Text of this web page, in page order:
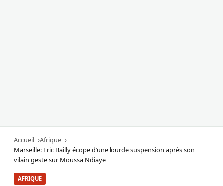
Accueil
Afrique
Marseille: Eric Bailly écope d’une lourde suspension après son
vilain geste sur Moussa Ndiaye
AFRIQUE